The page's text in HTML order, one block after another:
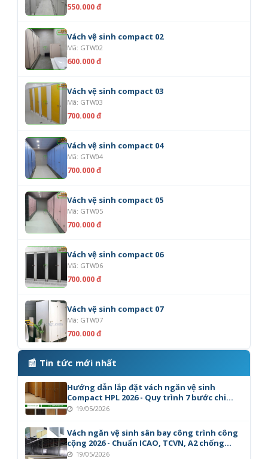
550.000 đ
Vách vệ sinh compact 02
Mã: GTW02
600.000 đ
Vách vệ sinh compact 03
Mã: GTW03
700.000 đ
Vách vệ sinh compact 04
Mã: GTW04
700.000 đ
Vách vệ sinh compact 05
Mã: GTW05
700.000 đ
Vách vệ sinh compact 06
Mã: GTW06
700.000 đ
Vách vệ sinh compact 07
Mã: GTW07
700.000 đ
📰 Tin tức mới nhất
Hướng dẫn lắp đặt vách ngăn vệ sinh
Compact HPL 2026 - Quy trình 7 bước chi
tiết19/05/2026
Vách ngăn vệ sinh sân bay công trình công
cộng 2026 - Chuẩn ICAO, TCVN, A2 chống
cháy19/05/2026